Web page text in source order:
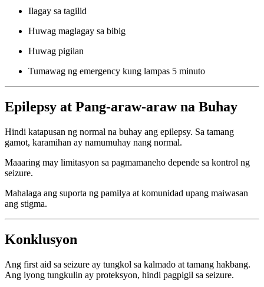
Ilagay sa tagilid
Huwag maglagay sa bibig
Huwag pigilan
Tumawag ng emergency kung lampas 5 minuto
Epilepsy at Pang-araw-araw na Buhay
Hindi katapusan ng normal na buhay ang epilepsy. Sa tamang
gamot, karamihan ay namumuhay nang normal.
Maaaring may limitasyon sa pagmamaneho depende sa kontrol ng
seizure.
Mahalaga ang suporta ng pamilya at komunidad upang maiwasan
ang stigma.
Konklusyon
Ang first aid sa seizure ay tungkol sa kalmado at tamang hakbang.
Ang iyong tungkulin ay proteksyon, hindi pagpigil sa seizure.